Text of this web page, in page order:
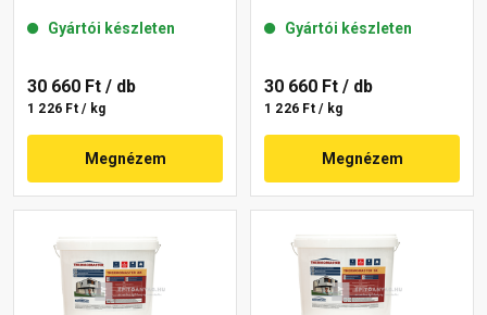
11-C 25 kg
Gyártói készleten
30 660 Ft / db
1 226 Ft / kg
Megnézem
Gyártói készleten
30 660 Ft / db
1 226 Ft / kg
Megnézem